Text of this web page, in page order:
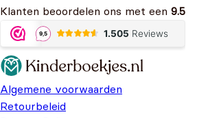
Klanten beoordelen ons met een 9.5
Algemene voorwaarden
Retourbeleid